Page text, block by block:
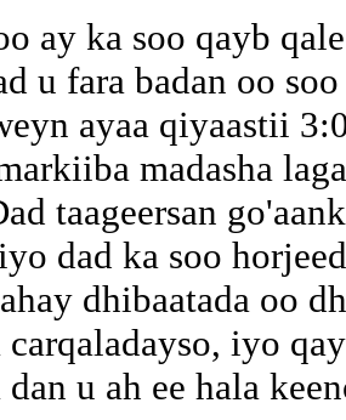
ay ka soo qayb
u fara badan oo
ayaa qiyaastii
madasha
taageersan
dad ka soo
dhibaatada oo
carqaladayso, iyo
u ah ee hala